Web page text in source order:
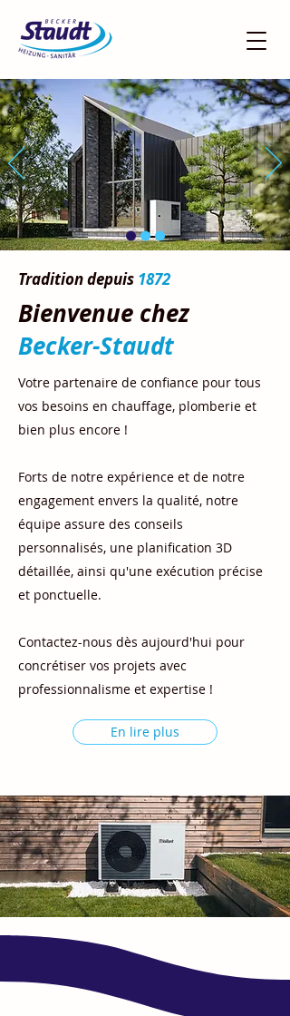
Tradition depuis 1872
Bienvenue chez
Becker-Staudt
Votre partenaire de confiance pour tous
vos besoins en chauffage, plomberie et
bien plus encore !
Forts de notre expérience et de notre
engagement envers la qualité, notre
équipe assure des conseils
personnalisés, une planification 3D
détaillée, ainsi qu'une exécution précise
et ponctuelle.
Contactez-nous dès aujourd'hui pour
concrétiser vos projets avec
professionnalisme et expertise !
En lire plus